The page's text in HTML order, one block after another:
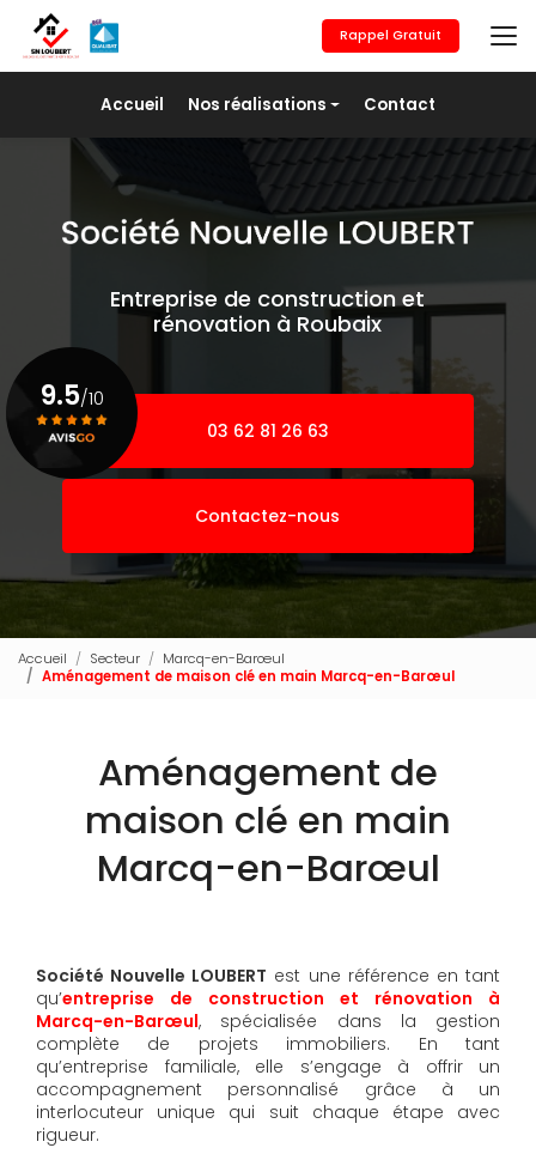
contenu
principal
Accueil Nos réalisations
Maçonnerie générale
Revêtement de sols
Placo/Isolation
Pose de fer
Contact
Rappel Gratuit
Entreprise de construction et
rénovation à Roubaix
03 62 81 26 63
Contactez-nous
9.5/10
Voir le certificat
Accueil Secteur
Marcq-en-Barœul
Aménagement de maison clé en main Marcq-en-Barœul
Aménagement de
maison clé en main
Marcq-en-Barœul
Société Nouvelle LOUBERT est une référence en tant
qu’entreprise de construction et rénovation à
Marcq-en-Barœul, spécialisée dans la gestion
complète de projets immobiliers. En tant
qu’entreprise familiale, elle s’engage à offrir un
accompagnement personnalisé grâce à un
interlocuteur unique qui suit chaque étape avec
rigueur.